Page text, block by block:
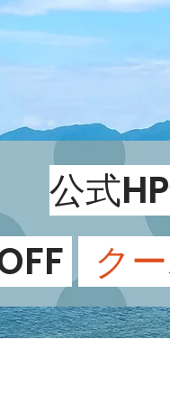
公式
ク